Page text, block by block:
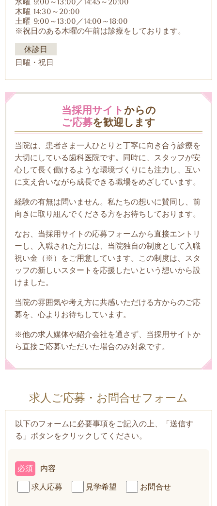
木曜 14:30～20:00
土曜 9:00～13:00／14:00～18:00
※祝日のある木曜の午前は診療をしております。
休診日
日曜・祝日
当採用サイト からの
ご応募を歓迎します
当院は、患者さま一人ひとりと丁寧に向き合う診療を
大切にしている歯科医院です。同時に、スタッフが安
心して長く働けるような環境づくりにも注力し、互い
に支え合いながら成長できる職場をめざしています。
経験の有無は問いません。私たちの想いに賛同し、前
向きに取り組んでくださる方をお待ちしております。
なお、当採用サイトの応募フォームから直接エントリ
ーし、入職された方には、当院独自の制度として入職
祝い金（※）をご用意しています。この制度は、スタ
ッフの新しいスタートを応援したいという想いから設
けました。
当院の雰囲気や考え方に共感いただける方からのご応
募を、心よりお待ちしています。
※他の求人媒体や紹介会社を通さず、当採用サイトか
ら直接ご応募いただいた場合のみ対象です。
求人ご応募・お問合せフォーム
以下のフォームに必要事項をご記入の上、「送信す
る」ボタンをクリックしてください。
内容
必須
求人応募 見学希望 お問合せ